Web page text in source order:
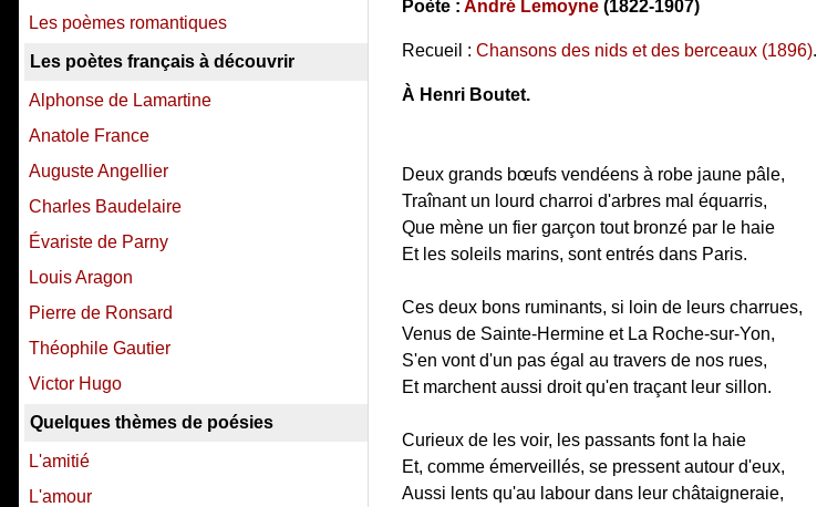
Poète : André Lemoyne (1822-1907)
Recueil : Chansons des nids et des berceaux (1896).
À Henri Boutet.
Deux grands bœufs vendéens à robe jaune pâle,
Traînant un lourd charroi d'arbres mal équarris,
Que mène un fier garçon tout bronzé par le haie
Et les soleils marins, sont entrés dans Paris.
Ces deux bons ruminants, si loin de leurs charrues,
Venus de Sainte-Hermine et La Roche-sur-Yon,
S'en vont d'un pas égal au travers de nos rues,
Et marchent aussi droit qu'en traçant leur sillon.
Curieux de les voir, les passants font la haie
Et, comme émerveillés, se pressent autour d'eux,
Aussi lents qu'au labour dans leur châtaigneraie,
Les poèmes romantiques
Les poètes français à découvrir
Alphonse de Lamartine
Anatole France
Auguste Angellier
Charles Baudelaire
Évariste de Parny
Louis Aragon
Pierre de Ronsard
Théophile Gautier
Victor Hugo
Quelques thèmes de poésies
L'amitié
L'amour